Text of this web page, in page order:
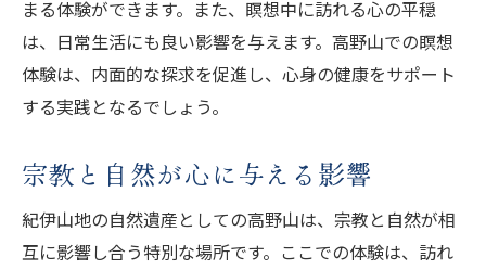
まる体験ができます。また、瞑想中に訪れる心の平穏
は、日常生活にも良い影響を与えます。高野山での瞑想
体験は、内面的な探求を促進し、心身の健康をサポート
する実践となるでしょう。
宗教と自然が心に与える影響
紀伊山地の自然遺産としての高野山は、宗教と自然が相
互に影響し合う特別な場所です。ここでの体験は、訪れ